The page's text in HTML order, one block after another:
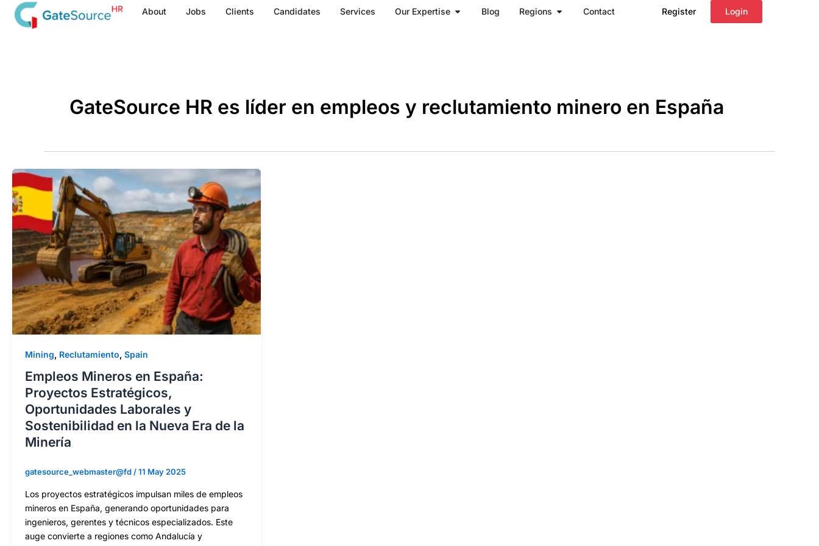
Skip
About Jobs Clients Candidates Services Our Expertise Open Our Expertise
Blog Regions Open Regions
Contact Register Login
GateSource HR es líder en empleos y reclutamiento minero en España
Mining, Reclutamiento, Spain
Empleos Mineros en España:
Proyectos Estratégicos,
Oportunidades Laborales y
Sostenibilidad en la Nueva Era de la
Minería
gatesource_webmaster@fd /11 May 2025
Los proyectos estratégicos impulsan miles de empleos
mineros en España, generando oportunidades para
ingenieros, gerentes y técnicos especializados. Este
auge convierte a regiones como Andalucía y